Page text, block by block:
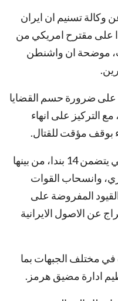
تسنيم ان ايران
على مقترح امريكي من
موضحة ان واشنطن
ضرورة حسم القضايا
مع التركيز على انهاء
بوقف مؤقت للقتال.
كما اشارت الى ان المقترح الايراني يتضمن 14 بندا، من بينها
وانسحاب القوات
المفروضة على
عن الاصول الايرانية
في مختلف الجبهات بما
ادارة مضيق هرمز.